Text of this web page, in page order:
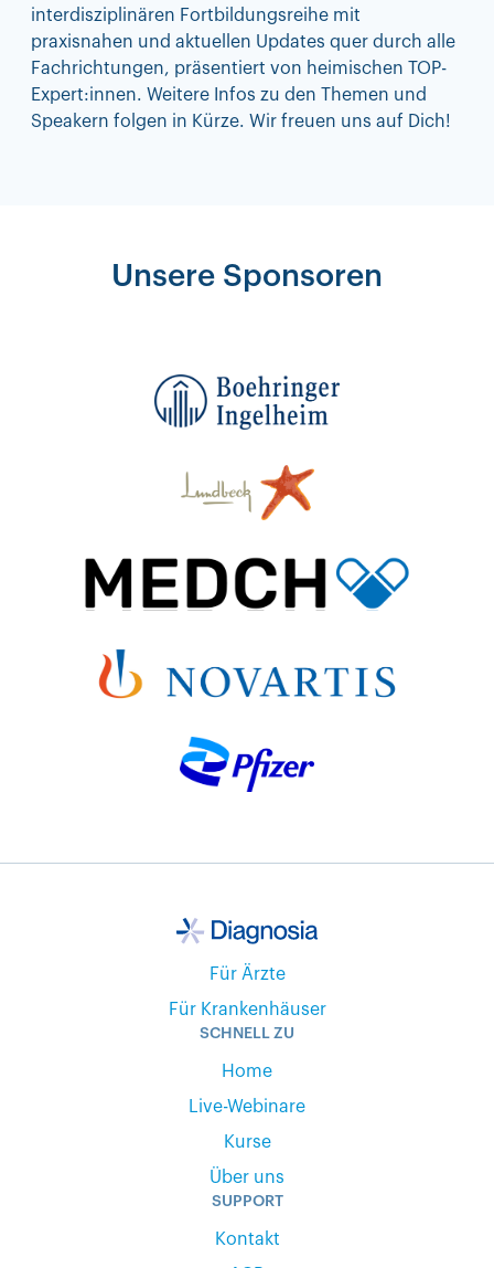
interdisziplinären Fortbildungsreihe mit
praxisnahen und aktuellen Updates quer durch alle
Fachrichtungen, präsentiert von heimischen TOP-
Expert:innen. Weitere Infos zu den Themen und
Speakern folgen in Kürze. Wir freuen uns auf Dich!
Unsere Sponsoren
Für Ärzte
Für Krankenhäuser
SCHNELL ZU
Home
Live-Webinare
Kurse
Über uns
SUPPORT
Kontakt